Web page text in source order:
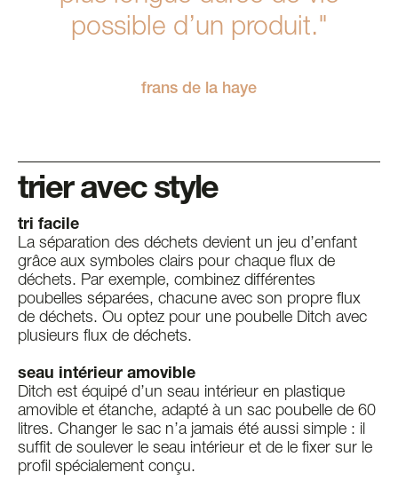
possible d’un produit."
frans de la haye
trier avec style
tri facile
La séparation des déchets devient un jeu d’enfant
grâce aux symboles clairs pour chaque flux de
déchets. Par exemple, combinez différentes
poubelles séparées, chacune avec son propre flux
de déchets. Ou optez pour une poubelle Ditch avec
plusieurs flux de déchets.
seau intérieur amovible
Ditch est équipé d’un seau intérieur en plastique
amovible et étanche, adapté à un sac poubelle de 60
litres. Changer le sac n’a jamais été aussi simple : il
suffit de soulever le seau intérieur et de le fixer sur le
profil spécialement conçu.